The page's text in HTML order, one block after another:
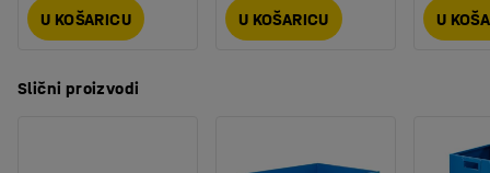
U KOŠARICU U KOŠARICU U
Slični proizvodi